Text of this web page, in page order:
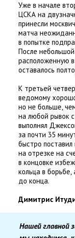
Уже в начале
ЦСКА на
принесли
матча
в попытке
После
расположенную
оставалось
К третьей
ведомому
но не больше,
на любой рывок
выполнял
за почти 35
быстро
на отрезке на
в концовке
кольца в борьбе,
до конца.
Димитрис
Нашей главной